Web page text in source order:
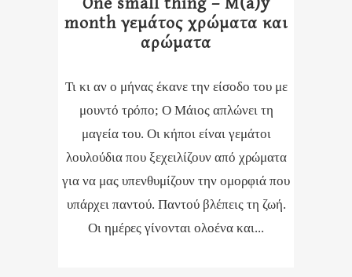
month γεμάτος χρώματα και
αρώματα
Τι κι αν ο μήνας έκανε την είσοδο του με
μουντό τρόπο; Ο Μάιος απλώνει τη
μαγεία του. Οι κήποι είναι γεμάτοι
λουλούδια που ξεχειλίζουν από χρώματα
για να μας υπενθυμίζουν την ομορφιά που
υπάρχει παντού. Παντού βλέπεις τη ζωή.
Οι ημέρες γίνονται ολοένα και...